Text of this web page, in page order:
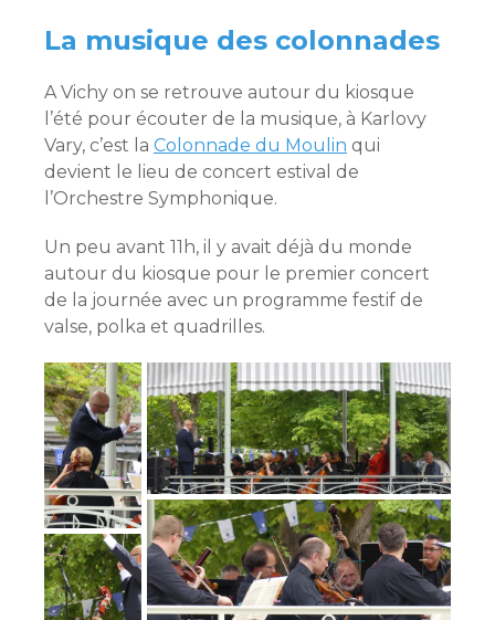
La musique des colonnades
A Vichy on se retrouve autour du kiosque
l’été pour écouter de la musique, à Karlovy
Vary, c’est la Colonnade du Moulin qui
devient le lieu de concert estival de
l’Orchestre Symphonique.
Un peu avant 11h, il y avait déjà du monde
autour du kiosque pour le premier concert
de la journée avec un programme festif de
valse, polka et quadrilles.